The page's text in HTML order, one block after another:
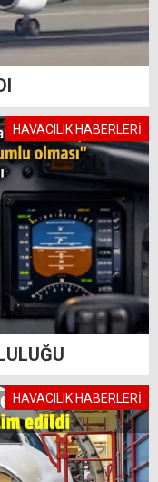
HAVACILIK HABERLERİ
HAVACILIK HABERLERİ